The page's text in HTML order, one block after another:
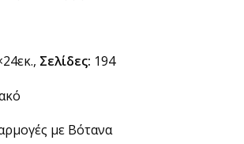
Σελίδες: 194
με Βότανα